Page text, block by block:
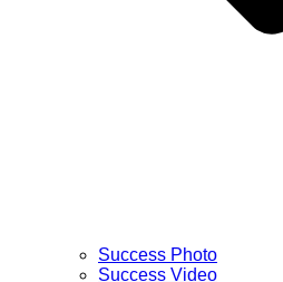
Success Photo
Success Video